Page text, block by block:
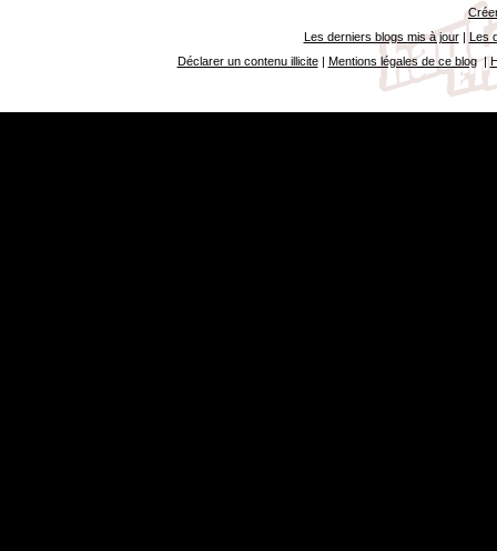
Les derniers blogs mis à jour| Les
Déclarer un contenu illicite| Mentions légales de ce blog|